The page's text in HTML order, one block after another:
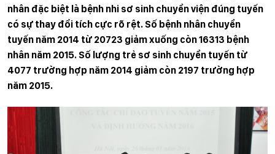
nhân đặc biệt là bệnh nhi sơ sinh chuyển viện đúng tuyến
có sự thay đổi tích cực rõ rệt. Số bệnh nhân chuyển
tuyến năm 2014 từ 20723 giảm xuống còn 16313 bệnh
nhân năm 2015. Số lượng trẻ sơ sinh chuyển tuyến từ
4077 trường hợp năm 2014 giảm còn 2197 trường hợp
năm 2015.